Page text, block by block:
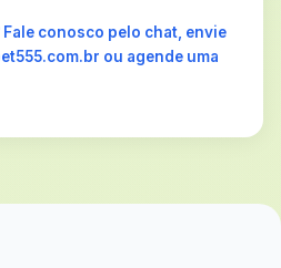
Fale conosco pelo chat, envie
ou agende uma